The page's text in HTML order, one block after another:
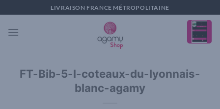
au
contenu
LIVRAISON FRANCE MÉTROPOLITAINE
FT-Bib-5-l-coteaux-du-lyonnais-
blanc-agamy